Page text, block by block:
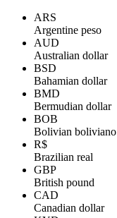
ARS
Argentine peso
AUD
Australian dollar
BSD
Bahamian dollar
BMD
Bermudian dollar
BOB
Bolivian boliviano
R$
Brazilian real
GBP
British pound
CAD
Canadian dollar